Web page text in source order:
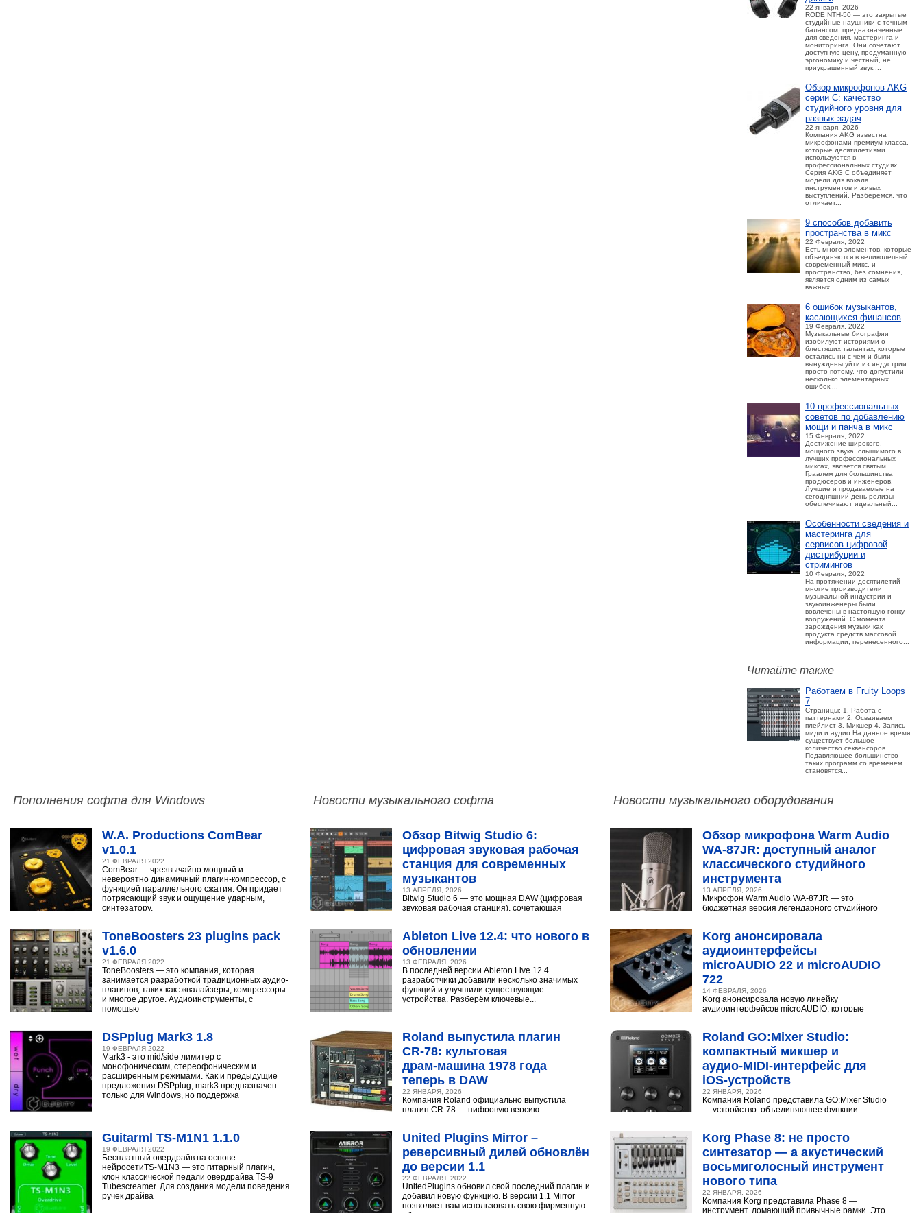
22 января, 2026
RODE NTH-50 — это закрытые
студийные наушники с точным
балансом, предназначенные
для сведения, мастеринга и
мониторинга. Они сочетают
доступную цену, продуманную
эргономику и честный, не
приукрашенный звук....
Обзор микрофонов AKG
серии C: качество
студийного уровня для
разных задач
22 января, 2026
Компания AKG известна
микрофонами премиум-класса,
которые десятилетиями
используются в
профессиональных студиях.
Серия AKG C объединяет
модели для вокала,
инструментов и живых
выступлений. Разберёмся, что
отличает...
9 способов добавить
пространства в микс
22 Февраля, 2022
Есть много элементов, которые
объединяются в великолепный
современный микс, и
пространство, без сомнения,
является одним из самых
важных....
6 ошибок музыкантов,
касающихся финансов
19 Февраля, 2022
Музыкальные биографии
изобилуют историями о
блестящих талантах, которые
остались ни с чем и были
вынуждены уйти из индустрии
просто потому, что допустили
несколько элементарных
ошибок....
10 профессиональных
советов по добавлению
мощи и панча в микс
15 Февраля, 2022
Достижение широкого,
мощного звука, слышимого в
лучших профессиональных
миксах, является святым
Граалем для большинства
продюсеров и инженеров.
Лучшие и продаваемые на
сегодняшний день релизы
обеспечивают идеальный...
Особенности сведения и
мастеринга для
сервисов цифровой
дистрибуции и
стримингов
10 Февраля, 2022
На протяжении десятилетий
многие производители
музыкальной индустрии и
звукоинженеры были
вовлечены в настоящую гонку
вооружений. С момента
зарождения музыки как
продукта средств массовой
информации, перенесенного...
Читайте также
Работаем в Fruity Loops
7
Страницы: 1. Работа с
паттернами 2. Осваиваем
плейлист 3. Микшер 4. Запись
миди и аудио.На данное время
существует большое
количество секвенсоров.
Подавляющее большинство
таких программ со временем
становятся...
Пополнения софта для Windows
W.A. Productions ComBear
v1.0.1
21 ФЕВРАЛЯ 2022
ComBear — чрезвычайно мощный и
невероятно динамичный плагин-компрессор, с
функцией параллельного сжатия. Он придает
потрясающий звук и ощущение ударным,
синтезатору,
ToneBoosters 23 plugins pack
v1.6.0
21 ФЕВРАЛЯ 2022
ToneBoosters — это компания, которая
занимается разработкой традиционных аудио-
плагинов, таких как эквалайзеры, компрессоры
и многое другое. Аудиоинструменты, с
помощью
DSPplug Mark3 1.8
19 ФЕВРАЛЯ 2022
Mark3 - это mid/side лимитер с
монофоническим, стереофоническим и
расширенным режимами. Как и предыдущие
предложения DSPplug, mark3 предназначен
только для Windows, но поддержка
Guitarml TS-M1N1 1.1.0
19 ФЕВРАЛЯ 2022
Бесплатный овердрайв на основе
нейросетиTS-M1N3 — это гитарный плагин,
клон классической педали овердрайва TS-9
Tubescreamer. Для создания модели поведения
ручек драйва
Новости музыкального софта
Обзор Bitwig Studio 6:
цифровая звуковая рабочая
станция для современных
музыкантов
13 АПРЕЛЯ, 2026
Bitwig Studio 6 — это мощная DAW (цифровая
звуковая рабочая станция), сочетающая
Ableton Live 12.4: что нового в
обновлении
13 ФЕВРАЛЯ, 2026
В последней версии Ableton Live 12.4
разработчики добавили несколько значимых
функций и улучшили существующие
устройства. Разберём ключевые...
Roland выпустила плагин
CR‑78: культовая
драм‑машина 1978 года
теперь в DAW
22 ЯНВАРЯ, 2026
Компания Roland официально выпустила
плагин CR-78 — цифровую версию
United Plugins Mirror –
реверсивный дилей обновлён
до версии 1.1
22 ФЕВРАЛЯ, 2022
UnitedPlugins обновил свой последний плагин и
добавил новую функцию. В версии 1.1 Mirror
позволяет вам использовать свою фирменную
обратную...
Новости музыкального оборудования
Обзор микрофона Warm Audio
WA‑87JR: доступный аналог
классического студийного
инструмента
13 АПРЕЛЯ, 2026
Микрофон Warm Audio WA‑87JR — это
бюджетная версия легендарного студийного
Korg анонсировала
аудиоинтерфейсы
microAUDIO 22 и microAUDIO
722
14 ФЕВРАЛЯ, 2026
Korg анонсировала новую линейку
аудиоинтерфейсов microAUDIO, которые
Roland GO:Mixer Studio:
компактный микшер и
аудио‑MIDI‑интерфейс для
iOS‑устройств
22 ЯНВАРЯ, 2026
Компания Roland представила GO:Mixer Studio
— устройство, объединяющее функции
Korg Phase 8: не просто
синтезатор — а акустический
восьмиголосный инструмент
нового типа
22 ЯНВАРЯ, 2026
Компания Korg представила Phase 8 —
инструмент, ломающий привычные рамки. Это